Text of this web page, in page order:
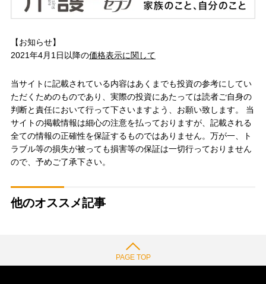
【お知らせ】
2021年4月1日以降の価格表示に関して
当サイトに記載されている内容はあくまでも投資の参考にしてい
ただくためのものであり、実際の投資にあたっては読者ご自身の
判断と責任において行って下さいますよう、お願い致します。 当
サイトの掲載情報は細心の注意を払っておりますが、記載される
全ての情報の正確性を保証するものではありません。万が一、ト
ラブル等の損失が被っても損害等の保証は一切行っておりません
ので、予めご了承下さい。
他のオススメ記事
PAGE TOP